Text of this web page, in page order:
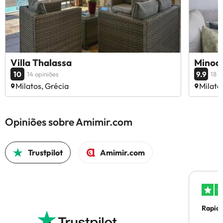
Villa Thalassa
10 14 opiniões
Milatos, Grécia
9.9 18
Opiniões sobre Amimir.com
Trustpilot Amimir.com